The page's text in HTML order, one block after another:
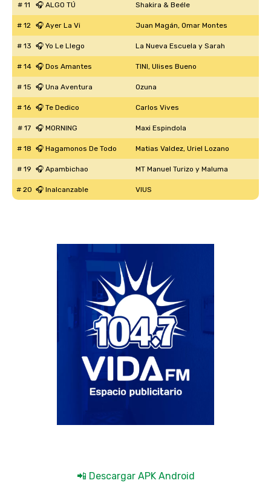
miércoles 19 de agosto, contará con seis
paneles temáticos que abordarán desde
el futuro del Mercosur, hasta las
inversiones, la agroindustria, la
tecnología y el rol de los gobiernos
departamentales
31 DE JULIO DE 2026
SOLIPALMA FESTEJA 50 AÑOS DE
MÚSICA EN BUENOS AIRES Y FUE
DESTACADO POR CMTV
nota sobre su llegada al vecino país.
# 11 🎧 ALGO TÚ Shakira & Beéle
# 12 🎧 Ayer La Vi Juan Magán, Omar Montes
# 13 🎧 Yo Le Llego La Nueva Escuela y Sarah
# 14 🎧 Dos Amantes TINI, Ulises Bueno
# 15 🎧 Una Aventura Ozuna
# 16 🎧 Te Dedico Carlos Vives
# 17 🎧 MORNING Maxi Espindola
# 18 🎧 Hagamonos De Todo Matias Valdez, Uriel Lozano
# 19 🎧 Apambichao MT Manuel Turizo y Maluma
# 20 🎧 Inalcanzable VIUS
📲 Descargar APK Android